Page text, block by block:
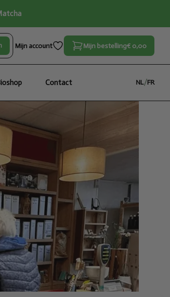
Mijn account Mijn bestelling€ 0,00
Contact NL/FR